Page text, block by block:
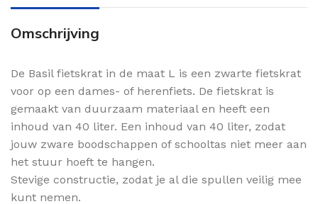
Omschrijving
De Basil fietskrat in de maat L is een zwarte fietskrat
voor op een dames- of herenfiets. De fietskrat is
gemaakt van duurzaam materiaal en heeft een
inhoud van 40 liter. Een inhoud van 40 liter, zodat
jouw zware boodschappen of schooltas niet meer aan
het stuur hoeft te hangen.
Stevige constructie, zodat je al die spullen veilig mee
kunt nemen.